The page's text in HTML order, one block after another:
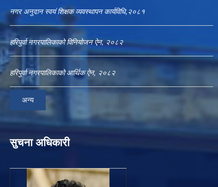
नगर अनुदान स्वयं शिक्षक व्यवस्थापन कार्यविधि,२०८१
हरिपुर्वा नगरपालिकाको विनियोजन ऐन, २०८२
हरिपुर्वा नगरपालिकाको आर्थिक ऐन, २०८२
अन्य
सुचना अधिकारी